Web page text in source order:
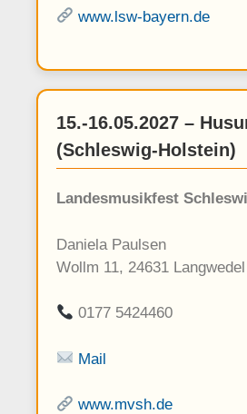
www.lsw-bayern.de
15.-16.05.2027 –
(Schleswig-Holstein)
Landesmusikfest
Daniela Paulsen
Wollm 11, 24631 Langwedel
0177 5424460
Mail
www.mvsh.de